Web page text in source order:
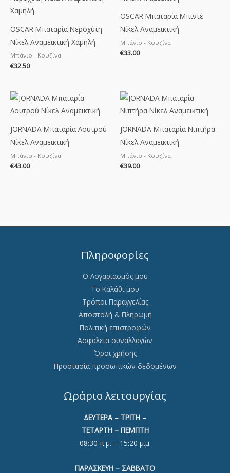
OSCAR Μπαταρία Νεροχύτη
Νίκελ Αναμεικτική Χαμηλή
Μπάνιο - Κουζίνα
€32.50
OSCAR Μπαταρία Μπιντέ
Νίκελ Αναμεικτική
Μπάνιο - Κουζίνα
€33.00
JORNADA Μπαταρία Λουτρού
Νίκελ Αναμεικτική
Μπάνιο - Κουζίνα
€43.00
JORNADA Μπαταρία Νιπτήρα
Νίκελ Αναμεικτική
Μπάνιο - Κουζίνα
€39.00
Πληροφορίες
Ο Λογαριασμός μου
Το Καλάθι μου
Τρόποι Παραγγελίας
Αποστολή & Πληρωμή
Πολιτική επιστροφών
Ασφάλεια συναλλαγών
Όροι χρήσης
Προστασία προσωπικών δεδομένων
Ωράριο λειτουργίας
ΔΕΥΤΕΡΑ – ΤΡΙΤΗ –
ΤΕΤΑΡΤΗ – ΠΕΜΠΤΗ
08:30 π.μ. – 15:20 μ.μ.
ΠΑΡΑΣΚΕΥΗ – ΣΑΒΒΑΤΟ